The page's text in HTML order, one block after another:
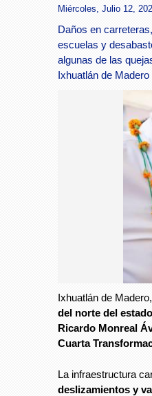
Miércoles, Julio 12,
Daños en
escuelas y
algunas de las
Ixhuatlán de Madero
Ixhuatlán de
del norte del estado
Ricardo Monreal
Cuarta
La infraestructura
deslizamientos y